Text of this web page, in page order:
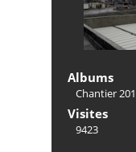
Albums
Chantier
Visites
9423